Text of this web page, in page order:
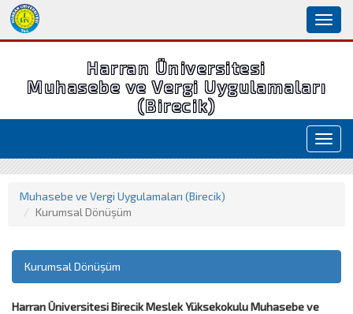
Harran Üniversitesi
Muhasebe ve Vergi Uygulamaları
(Birecik)
Muhasebe ve Vergi Uygulamaları (Birecik)
Kurumsal Dönüşüm
Kurumsal Dönüşüm
Harran Üniversitesi Birecik Meslek Yüksekokulu Muhasebe ve